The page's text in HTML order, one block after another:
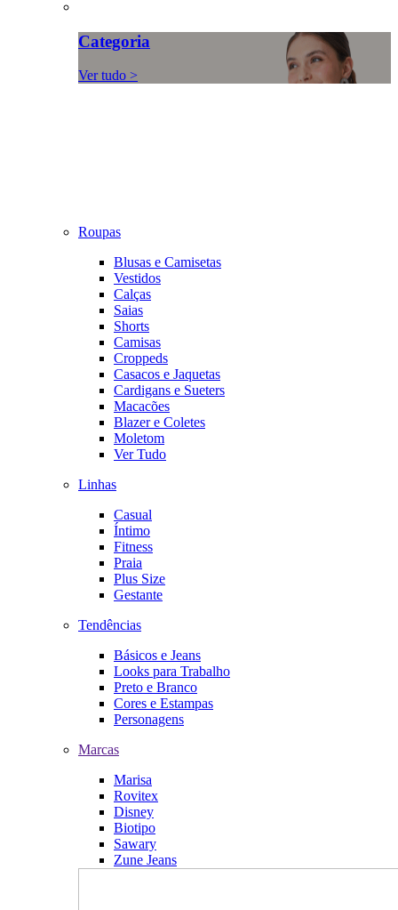
Categoria
Ver tudo >
Roupas
Blusas e Camisetas
Vestidos
Calças
Saias
Shorts
Camisas
Croppeds
Casacos e Jaquetas
Cardigans e Sueters
Macacões
Blazer e Coletes
Moletom
Ver Tudo
Linhas
Casual
Íntimo
Fitness
Praia
Plus Size
Gestante
Tendências
Básicos e Jeans
Looks para Trabalho
Preto e Branco
Cores e Estampas
Personagens
Marcas
Marisa
Rovitex
Disney
Biotipo
Sawary
Zune Jeans